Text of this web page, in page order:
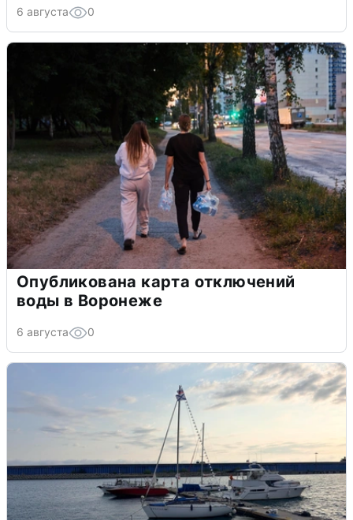
6 августа 0
Опубликована карта отключений
воды в Воронеже
6 августа 0